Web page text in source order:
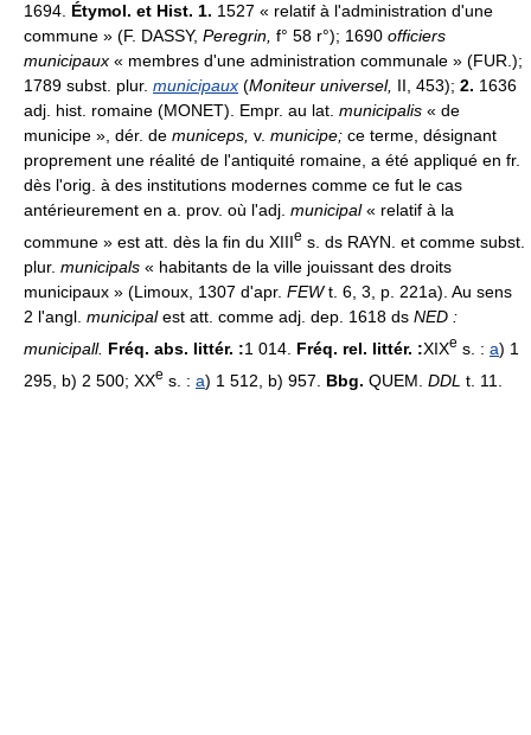
1694. Étymol. et Hist. 1. 1527 « relatif à l'administration d'une
commune » (F. DASSY, Peregrin, f° 58 r°); 1690 officiers
municipaux « membres d'une administration communale » (FUR.);
1789 subst. plur. municipaux (Moniteur universel, II, 453); 2. 1636
adj. hist. romaine (MONET). Empr. au lat. municipalis « de
municipe », dér. de municeps, v. municipe; ce terme, désignant
proprement une réalité de l'antiquité romaine, a été appliqué en fr.
dès l'orig. à des institutions modernes comme ce fut le cas
antérieurement en a. prov. où l'adj. municipal« relatif à la
commune » est att. dès la fin du XIIIe s. ds RAYN. et comme subst.
plur. municipals « habitants de la ville jouissant des droits
municipaux » (Limoux, 1307 d'apr. FEWt. 6, 3, p. 221a). Au sens
2 l'angl. municipalest att. comme adj. dep. 1618 ds NED :
municipall. Fréq. abs. littér. :1 014. Fréq. rel. littér. :XIXe s. : a) 1
295, b) 2 500; XXe s. : a) 1 512, b) 957. Bbg. QUEM. DDL t. 11.